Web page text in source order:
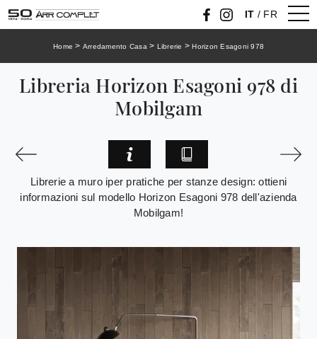
IT / FR
Home > Arredamento Casa> Librerie >Horizon Esagoni 978
Libreria Horizon Esagoni 978 di
Mobilgam
Librerie a muro iper pratiche per stanze design: ottieni
informazioni sul modello Horizon Esagoni 978 dell'azienda
Mobilgam!